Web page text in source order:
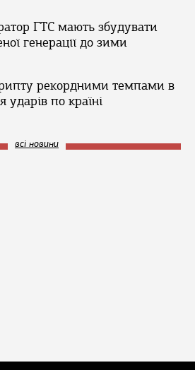
ГТС мають збудувати
генерації до зими
рекордними темпами в
ударів по країні
всі новини